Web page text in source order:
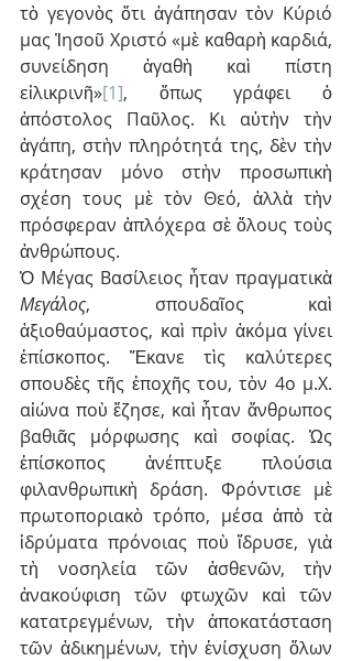
τὸ γεγονὸς ὅτι ἀγάπησαν τὸν Κύριό
μας Ἰησοῦ Χριστό «μὲ καθαρὴ καρδιά,
συνείδηση ἀγαθὴ καὶ πίστη
εἰλικρινῆ»[1], ὅπως γράφει ὁ
ἀπόστολος Παῦλος. Κι αὐτὴν τὴν
ἀγάπη, στὴν πληρότητά της, δὲν τὴν
κράτησαν μόνο στὴν προσωπικὴ
σχέση τους μὲ τὸν Θεό, ἀλλὰ τὴν
πρόσφεραν ἁπλόχερα σὲ ὅλους τοὺς
ἀνθρώπους.
Μεγάλος, σπουδαῖος καὶ
ἀξιοθαύμαστος, καὶ πρὶν ἀκόμα γίνει
ἐπίσκοπος. Ἔκανε τὶς καλύτερες
σπουδὲς τῆς ἐποχῆς του, τὸν 4ο μ.Χ.
αἰώνα ποὺ ἔζησε, καὶ ἦταν ἄνθρωπος
βαθιᾶς μόρφωσης καὶ σοφίας. Ὡς
ἐπίσκοπος ἀνέπτυξε πλούσια
φιλανθρωπικὴ δράση. Φρόντισε μὲ
πρωτοποριακὸ τρόπο, μέσα ἀπὸ τὰ
ἱδρύματα πρόνοιας ποὺ ἵδρυσε, γιὰ
τὴ νοσηλεία τῶν ἀσθενῶν, τὴν
ἀνακούφιση τῶν φτωχῶν καὶ τῶν
κατατρεγμένων, τὴν ἀποκατάσταση
τῶν ἀδικημένων, τὴν ἐνίσχυση ὅλων